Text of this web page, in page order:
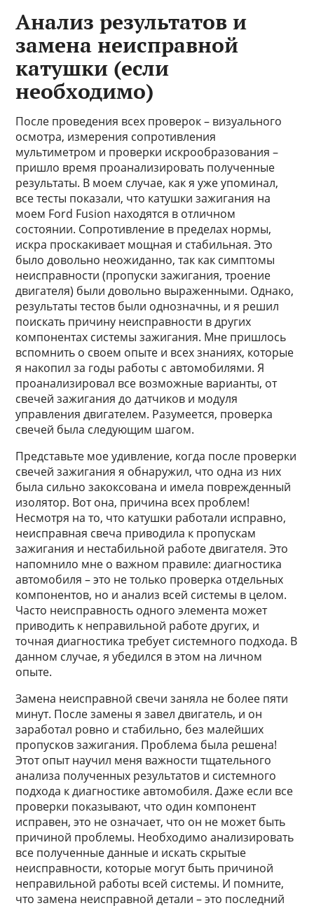
Анализ результатов и
замена неисправной
катушки (если
необходимо)
После проведения всех проверок – визуального
осмотра, измерения сопротивления
мультиметром и проверки искрообразования –
пришло время проанализировать полученные
результаты. В моем случае, как я уже упоминал,
все тесты показали, что катушки зажигания на
моем Ford Fusion находятся в отличном
состоянии. Сопротивление в пределах нормы,
искра проскакивает мощная и стабильная. Это
было довольно неожиданно, так как симптомы
неисправности (пропуски зажигания, троение
двигателя) были довольно выраженными. Однако,
результаты тестов были однозначны, и я решил
поискать причину неисправности в других
компонентах системы зажигания. Мне пришлось
вспомнить о своем опыте и всех знаниях, которые
я накопил за годы работы с автомобилями. Я
проанализировал все возможные варианты, от
свечей зажигания до датчиков и модуля
управления двигателем. Разумеется, проверка
свечей была следующим шагом.
Представьте мое удивление, когда после проверки
свечей зажигания я обнаружил, что одна из них
была сильно закоксована и имела поврежденный
изолятор. Вот она, причина всех проблем!
Несмотря на то, что катушки работали исправно,
неисправная свеча приводила к пропускам
зажигания и нестабильной работе двигателя. Это
напомнило мне о важном правиле: диагностика
автомобиля – это не только проверка отдельных
компонентов, но и анализ всей системы в целом.
Часто неисправность одного элемента может
приводить к неправильной работе других, и
точная диагностика требует системного подхода. В
данном случае, я убедился в этом на личном
опыте.
Замена неисправной свечи заняла не более пяти
минут. После замены я завел двигатель, и он
заработал ровно и стабильно, без малейших
пропусков зажигания. Проблема была решена!
Этот опыт научил меня важности тщательного
анализа полученных результатов и системного
подхода к диагностике автомобиля. Даже если все
проверки показывают, что один компонент
исправен, это не означает, что он не может быть
причиной проблемы. Необходимо анализировать
все полученные данные и искать скрытые
неисправности, которые могут быть причиной
неправильной работы всей системы. И помните,
что замена неисправной детали – это последний